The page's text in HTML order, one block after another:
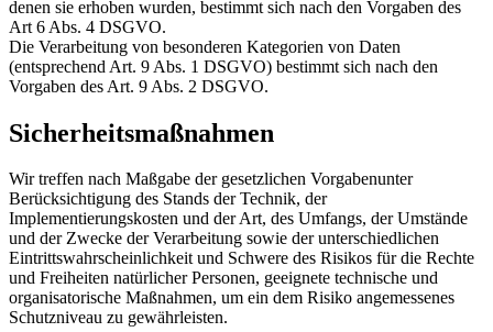
denen sie erhoben wurden, bestimmt sich nach den Vorgaben des
Art 6 Abs. 4 DSGVO.
Die Verarbeitung von besonderen Kategorien von Daten
(entsprechend Art. 9 Abs. 1 DSGVO) bestimmt sich nach den
Vorgaben des Art. 9 Abs. 2 DSGVO.
Sicherheitsmaßnahmen
Wir treffen nach Maßgabe der gesetzlichen Vorgabenunter
Berücksichtigung des Stands der Technik, der
Implementierungskosten und der Art, des Umfangs, der Umstände
und der Zwecke der Verarbeitung sowie der unterschiedlichen
Eintrittswahrscheinlichkeit und Schwere des Risikos für die Rechte
und Freiheiten natürlicher Personen, geeignete technische und
organisatorische Maßnahmen, um ein dem Risiko angemessenes
Schutzniveau zu gewährleisten.